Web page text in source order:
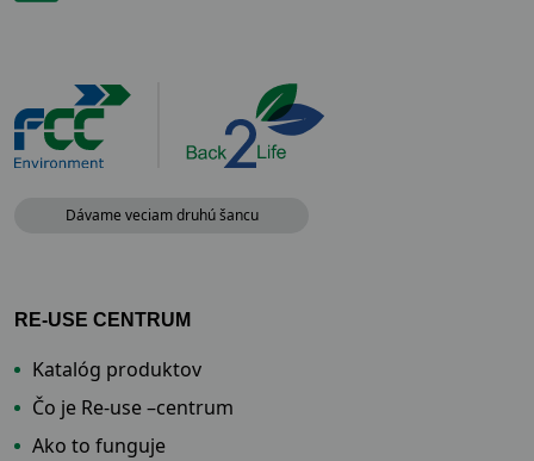
Dávame veciam druhú šancu
RE-USE CENTRUM
Katalóg produktov
Čo je Re-use –centrum
Ako to funguje